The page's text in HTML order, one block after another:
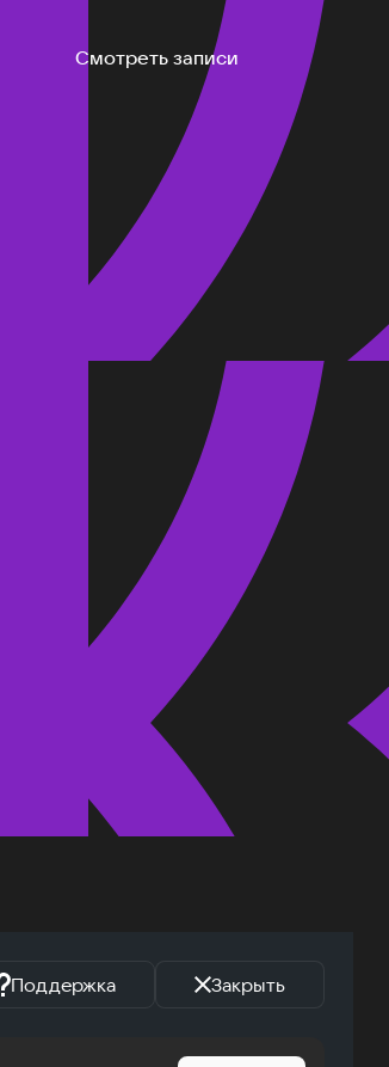
Смотреть записи
Поддержка Закрыть